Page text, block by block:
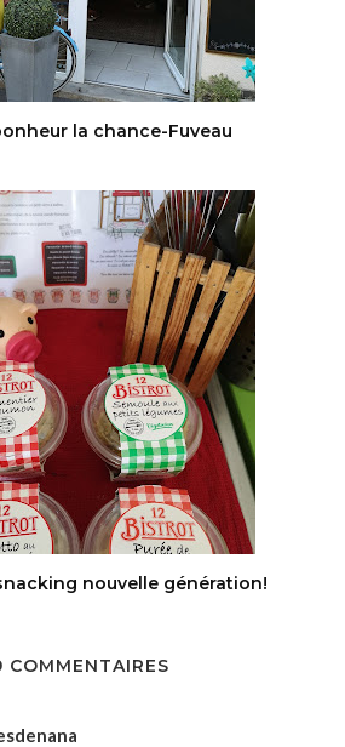
la chance-Fuveau
nouvelle génération!
COMMENTAIRES